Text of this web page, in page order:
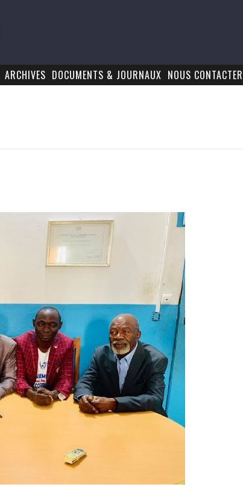
ARCHIVES DOCUMENTS & JOURNAUX NOUS CONTACTER